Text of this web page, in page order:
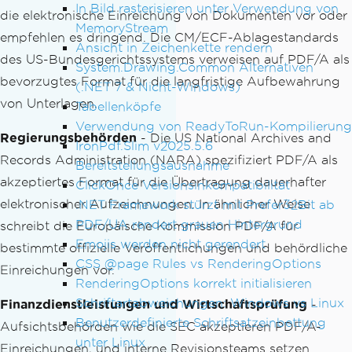
In Bild rasterisieren unter Verwendung von
MemoryStream
Ansicht in Zeichenkette rendern
System.Drawing.Common Alternativen
(.NET 7 & Nicht-Windows)
Tabellenköpfe
Verwendung von ReadyToRun-Kompilierung
IronPdf.Slim v2025.5.6
Bereitstellungsausnahme
ClickOnce Versionsinkompatibilität
.NET Framework stürzt mit Prefer32Bit ab
PDF/UA rendert grauen Hintergrund
Emojis werden nicht gerendert
CSS @page Rules vs RenderingOptions
RenderingOptions korrekt initialisieren
Schriftartabweichungen: Windows vs Linux
Benutzerdefinierte Schriftsatzeinbettung
unter Linux
die elektronische Einreichung von Dokumenten vor oder
empfehlen es dringend. Die CM/ECF-Ablagestandards
des US-Bundesgerichtssystems verweisen auf PDF/A als
bevorzugtes Format für die langfristige Aufbewahrung
von Unterlagen.
Regierungsbehörden - Die US National Archives and
Records Administration (NARA) spezifiziert PDF/A als
akzeptiertes Format für die Übertragung dauerhafter
elektronischer Aufzeichnungen. In ähnlicher Weise
schreibt die Europäische Kommission PDF/A für
bestimmte offizielle Veröffentlichungen und behördliche
Einreichungen vor.
Finanzdienstleistungen und Wirtschaftsprüfung -
Aufsichtsbehörden wie die SEC akzeptieren PDF/A-
Einreichungen, und interne Revisionsteams setzen